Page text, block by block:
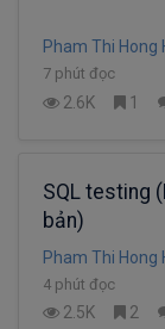
Pham Thi Hong
7 phút đọc
2.6K 1
SQL testing
bản)
Pham Thi Hong
4 phút đọc
2.5K 2